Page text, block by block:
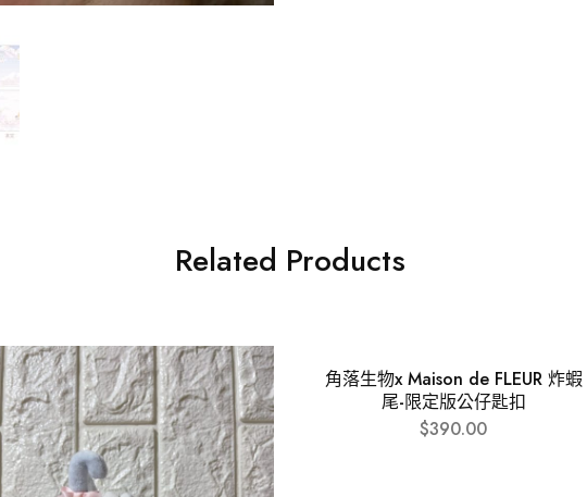
Related Products
角落生物x Maison de FLEUR 炸蝦
尾-限定版公仔匙扣
$390.00